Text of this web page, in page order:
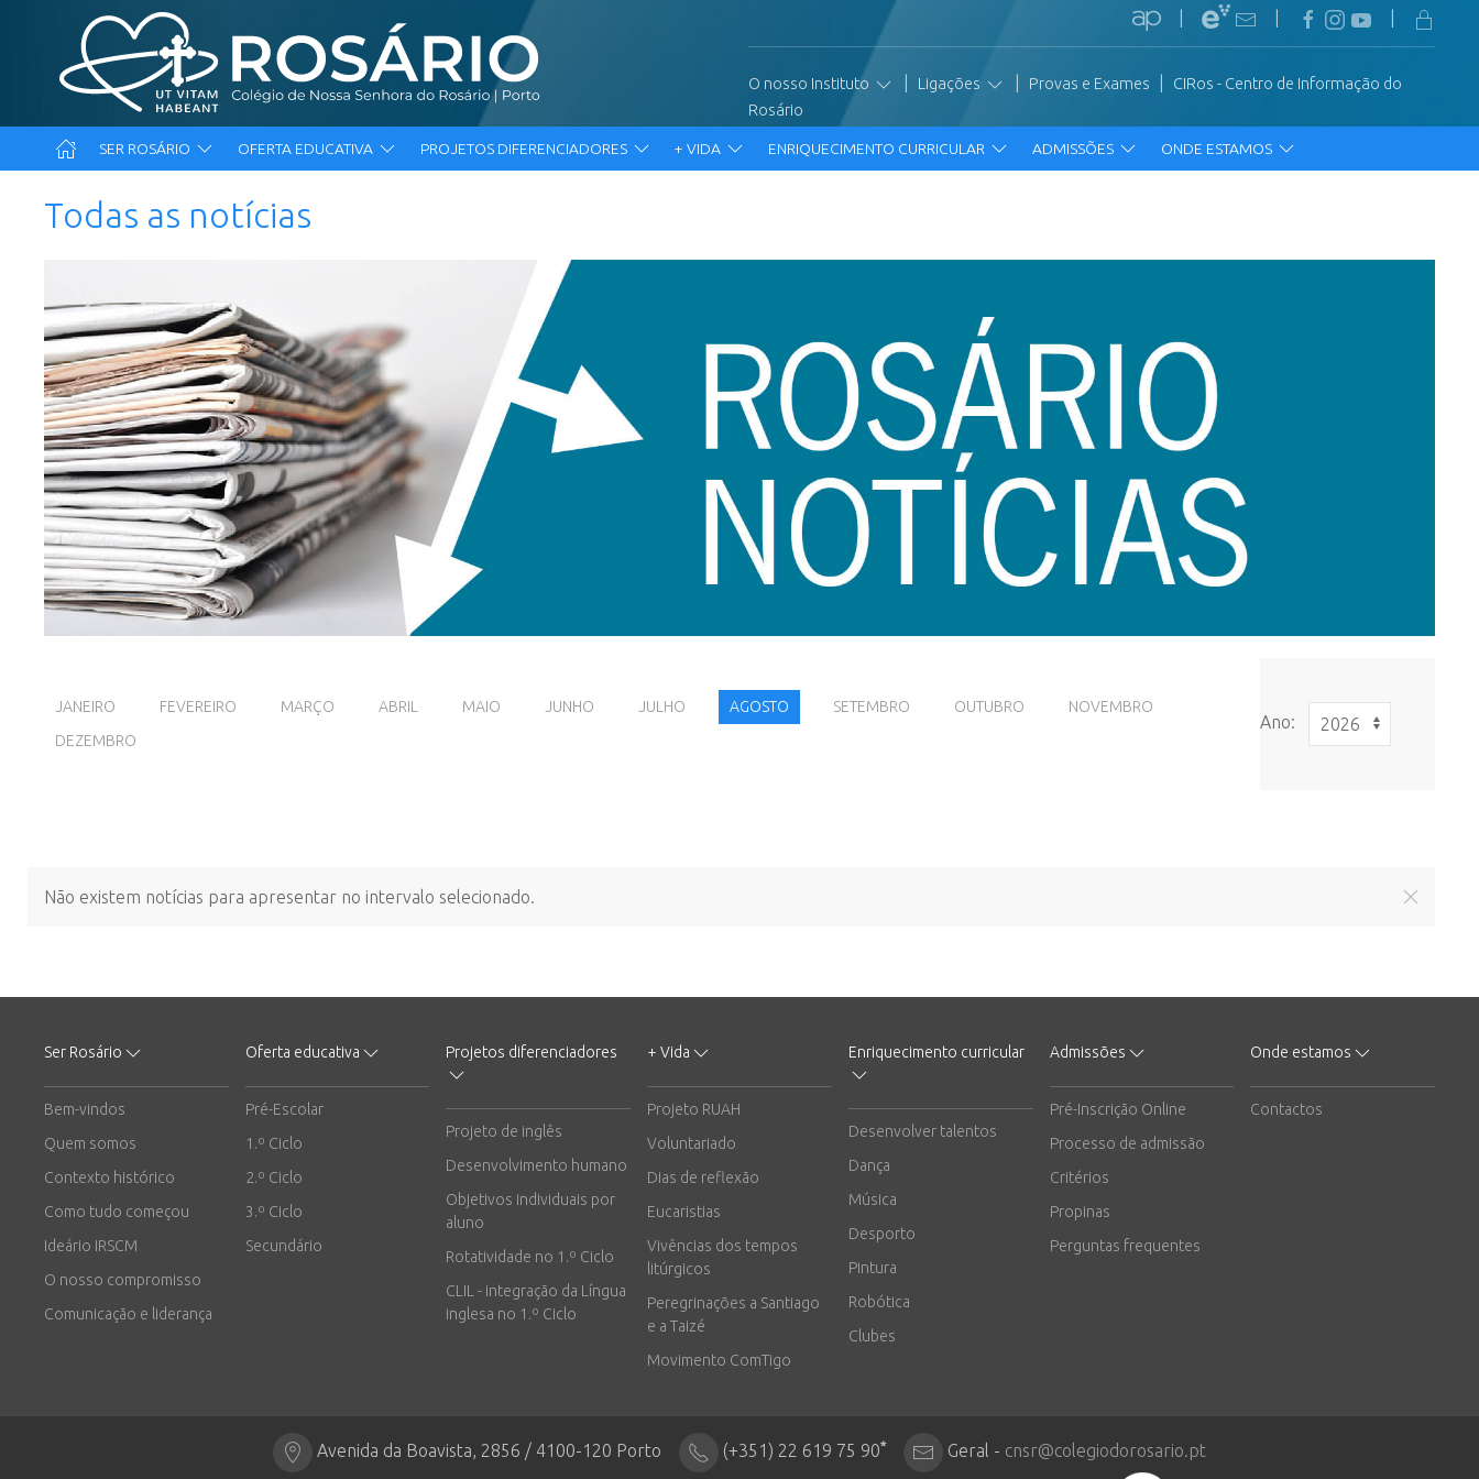
O nosso Instituto Ligações Provas e Exames
CIRos - Centro de Informação do
Rosário
SER ROSÁRIO OFERTA EDUCATIVA PROJETOS DIFERENCIADORES + VIDA ENRIQUECIMENTO CURRICULAR ADMISSÕES ONDE ESTAMOS
Todas as notícias
JANEIRO FEVEREIRO MARÇO ABRIL MAIO JUNHO JULHO AGOSTO SETEMBRO OUTUBRO
NOVEMBRO
DEZEMBRO
Ano:
Não existem notícias para apresentar no intervalo selecionado.
Ser Rosário
Bem-vindos
Quem somos
Contexto histórico
Como tudo começou
Ideário IRSCM
O nosso compromisso
Comunicação e liderança
Oferta educativa
Pré-Escolar
1.º Ciclo
2.º Ciclo
3.º Ciclo
Secundário
Projetos diferenciadores
Projeto de inglês
Desenvolvimento humano
Objetivos individuais por
aluno
Rotatividade no 1.º Ciclo
CLIL - integração da Língua
inglesa no 1.º Ciclo
+ Vida
Projeto RUAH
Voluntariado
Dias de reflexão
Eucaristias
Vivências dos tempos
litúrgicos
Peregrinações a Santiago
e a Taizé
Movimento ComTigo
Enriquecimento curricular
Desenvolver talentos
Dança
Música
Desporto
Pintura
Robótica
Clubes
Admissões
Pré-Inscrição Online
Processo de admissão
Critérios
Propinas
Perguntas frequentes
Onde estamos
Contactos
Avenida da Boavista, 2856 / 4100-120 Porto (+351) 22 619 75 90* Geral - cnsr@colegiodorosario.pt